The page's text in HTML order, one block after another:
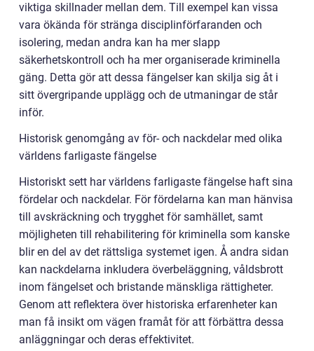
viktiga skillnader mellan dem. Till exempel kan vissa
vara ökända för stränga disciplinförfaranden och
isolering, medan andra kan ha mer slapp
säkerhetskontroll och ha mer organiserade kriminella
gäng. Detta gör att dessa fängelser kan skilja sig åt i
sitt övergripande upplägg och de utmaningar de står
inför.
Historisk genomgång av för- och nackdelar med olika
världens farligaste fängelse
Historiskt sett har världens farligaste fängelse haft sina
fördelar och nackdelar. För fördelarna kan man hänvisa
till avskräckning och trygghet för samhället, samt
möjligheten till rehabilitering för kriminella som kanske
blir en del av det rättsliga systemet igen. Å andra sidan
kan nackdelarna inkludera överbeläggning, våldsbrott
inom fängelset och bristande mänskliga rättigheter.
Genom att reflektera över historiska erfarenheter kan
man få insikt om vägen framåt för att förbättra dessa
anläggningar och deras effektivitet.